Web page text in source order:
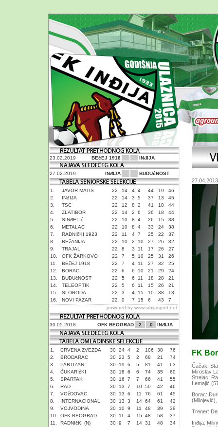
23.02.2019 BEčEJ 1918 INđIJA
27.02.2019 INđIJA BUDUćNOST
1. JAVOR MATIS 22 14 4 4 44 19
46
2.
INđIJA 22 14 3 5 37 13
45
3.
TSC 22 12 8 2 41 18
44
4.
ZLATIBOR 22 14 2 6 36 18
44
5.
SINđELIć 22 10 8 4 26 15
38
6.
METALAC 22 10 8 4 33 24
38
7.
RADNIčKI 1923 22 11 4 7 25 22
37
8.
BEžANIJA 22 10 2 10 27 26
32
9.
TRAJAL 22 8 3 11 17 26
27
10.
OFK ŽARKOVO 22 7 5 10 25 31
26
11.
BEčEJ 1918 22 7 4 11 27 32
25
12.
BORAC 22 6 6 10 21 29
24
13.
BUDUćNOST 22 5 6 11 18 28
21
14.
TELEOPTIK 22 5 6 11 15 26
21
15.
SLOBODA 22 3 4 15 10 38
13
16.
NOVI PAZAR 22 0 7 15 6 43
7
powered by www.srbijasport.net
30.05.2018 OFK BEOGRAD 2 0 INđIJA
1. CRVENA ZVEZDA 30 24 4 2 106 38
76
2.
BRODARAC 30 23 5 2 68 21
74
3.
PARTIZAN 30 19 6 5 81 41
63
4.
ČUKARIčKI 30 18 6 6 74 35
60
5.
SPARTAK 30 16 7 7 66 41
55
6.
RAD 30 13 7 10 50 42
46
7.
VOžDOVAC 30 13 6 11 76 61
45
8.
INTERNACIONAL 30 13 3 14 64 61
42
9.
VOJVODINA 30 10 9 11 48 39
39
10.
OFK BEOGRAD 30 11 4 15 48 58
37
11.
RADNIčKI (N) 30 9 7 14 31 48
34
27.04.2013
FK
Čačak.
Miroslav
Strelac:
Lemajić
Borac:
Trener:
Inđija: